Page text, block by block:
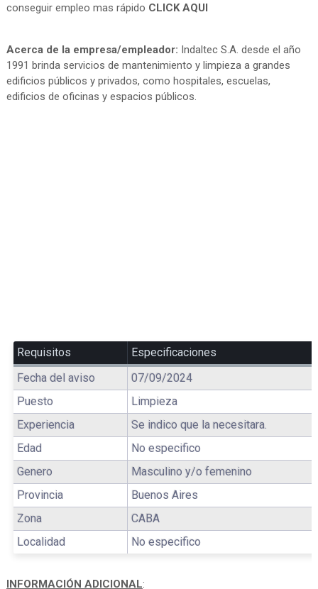
conseguir empleo mas rápido CLICK AQUI
Acerca de la empresa/empleador: Indaltec S.A. desde el año
1991 brinda servicios de mantenimiento y limpieza a grandes
edificios públicos y privados, como hospitales, escuelas,
edificios de oficinas y espacios públicos.
Requisitos
Especificaciones
Fecha del aviso
07/09/2024
Puesto
Limpieza
Experiencia
Se indico que la necesitara.
Edad
No especifico
Genero
Masculino y/o femenino
Provincia
Buenos Aires
Zona
CABA
Localidad
No especifico
INFORMACIÓN ADICIONAL: